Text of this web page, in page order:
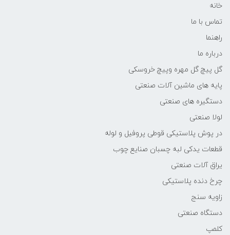
خانه
تماس با ما
راهنما
درباره ما
گل پیچ گل مهره وپیچ خروسکی
پایه های ماشین آلات صنعتی
دستگیره های صنعتی
لولا صنعتی
در پوش پلاستیکی قوطی پروفیل و لوله
قطعات یدکی لبه چسبان صنایع چوب
یراق آلات صنعتی
چرخ دنده پلاستیکی
زاویه سنج
دستگاه صنعتی
کلمپ